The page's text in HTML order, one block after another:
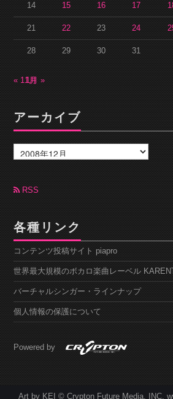
14 15 16 17
21 22 23 24
28 29 30 31
« 11月1月 »
アーカイブ
ー
カ
ブ RSS
各種リンク
コンテンツ投稿サイト piapro
世界最大規模のボカロ楽曲レーベル
バーチャルシンガー・ラインナップ
個人情報の保護について
Powered by
Art by KEI © Crypton Future Media, INC.